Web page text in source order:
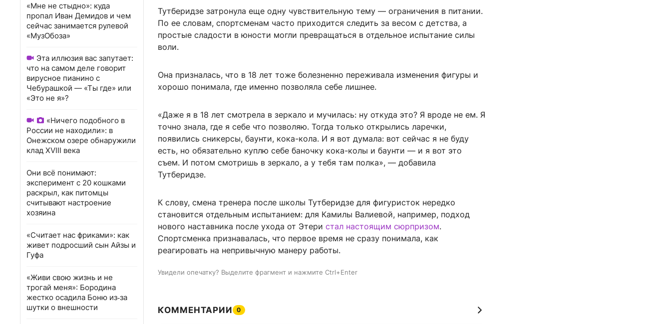
«Мне не стыдно»: куда
пропал Иван Демидов и чем
сейчас занимается рулевой
«МузОбоза»
Эта иллюзия вас запутает:
что на самом деле говорит
вирусное пианино с
Чебурашкой — «Ты где» или
«Это не я»?
«Ничего подобного в
России не находили»: в
Онежском озере обнаружили
клад XVIII века
Они всё понимают:
эксперимент с 20 кошками
раскрыл, как питомцы
считывают настроение
хозяина
«Считает нас фриками»: как
живет подросший сын Айзы и
Гуфа
«Живи свою жизнь и не
трогай меня»: Бородина
жестко осадила Боню из‑за
шутки о внешности
Тутберидзе затронула еще одну чувствительную тему — ограничения в питании.
По ее словам, спортсменам часто приходится следить за весом с детства, а
простые сладости в юности могли превращаться в отдельное испытание силы
воли.
Она призналась, что в 18 лет тоже болезненно переживала изменения фигуры и
хорошо понимала, где именно позволяла себе лишнее.
«Даже я в 18 лет смотрела в зеркало и мучилась: ну откуда это? Я вроде не ем. Я
точно знала, где я себе что позволяю. Тогда только открылись ларечки,
появились сникерсы, баунти, кока-кола. И я вот думала: вот сейчас я не буду
есть, но обязательно куплю себе баночку кока-колы и баунти — и я вот это
съем. И потом смотришь в зеркало, а у тебя там полка», — добавила
Тутберидзе.
К слову, смена тренера после школы Тутберидзе для фигуристок нередко
становится отдельным испытанием: для Камилы Валиевой, например, подход
нового наставника после ухода от Этери стал настоящим сюрпризом.
Спортсменка признавалась, что первое время не сразу понимала, как
реагировать на непривычную манеру работы.
Увидели опечатку? Выделите фрагмент и нажмите Ctrl+Enter
КОММЕНТАРИИ 0